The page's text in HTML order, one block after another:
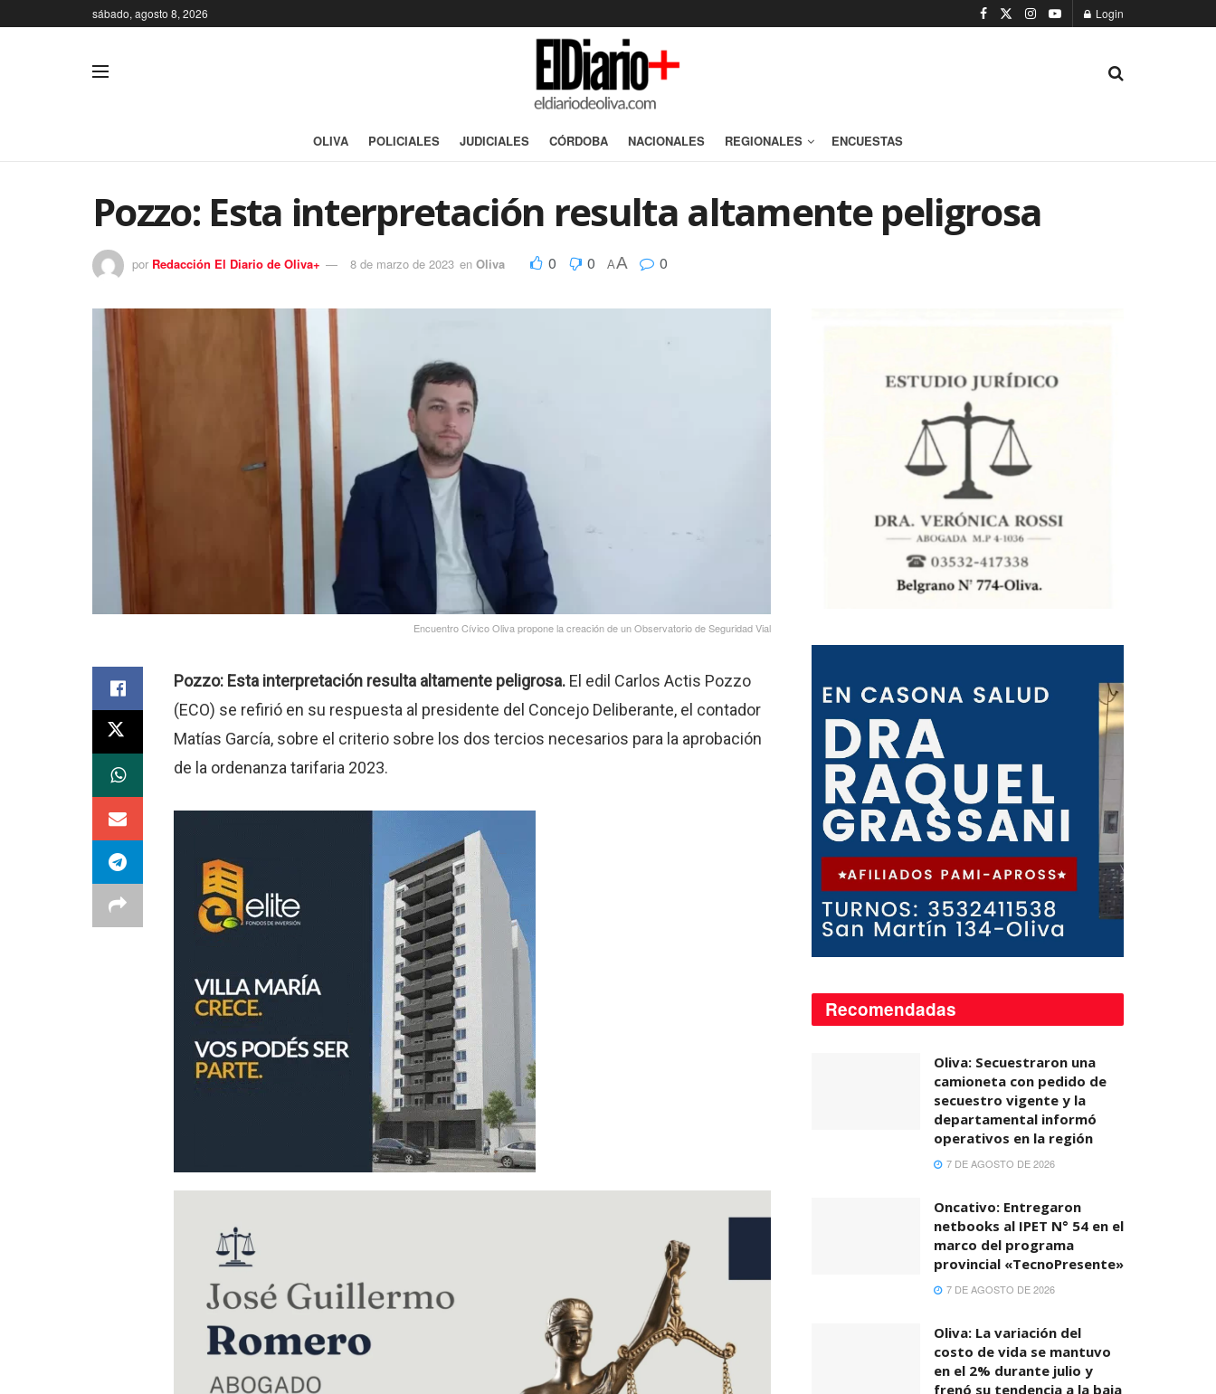
sábado, agosto 8, 2026 Login
OLIVA POLICIALES JUDICIALES CÓRDOBA NACIONALES REGIONALES ENCUESTAS
Pozzo: Esta interpretación resulta altamente peligrosa
por Redacción El Diario de Oliva+ 8 de marzo de 2023 en Oliva 0 0 AA 0
Encuentro Cívico Oliva propone la creación de un Observatorio de Seguridad Vial
Pozzo: Esta interpretación resulta altamente peligrosa. El edil Carlos Actis Pozzo
(ECO) se refirió en su respuesta al presidente del Concejo Deliberante, el contador
Matías García, sobre el criterio sobre los dos tercios necesarios para la aprobación
de la ordenanza tarifaria 2023.
Recomendadas
Oliva: Secuestraron una
camioneta con pedido de
secuestro vigente y la
departamental informó
operativos en la región
7 DE AGOSTO DE 2026
Oncativo: Entregaron
netbooks al IPET N° 54 en el
marco del programa
provincial «TecnoPresente»
7 DE AGOSTO DE 2026
Oliva: La variación del
costo de vida se mantuvo
en el 2% durante julio y
frenó su tendencia a la baja